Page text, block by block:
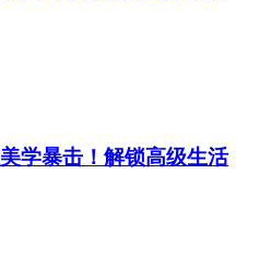
学暴击！解锁高级生活